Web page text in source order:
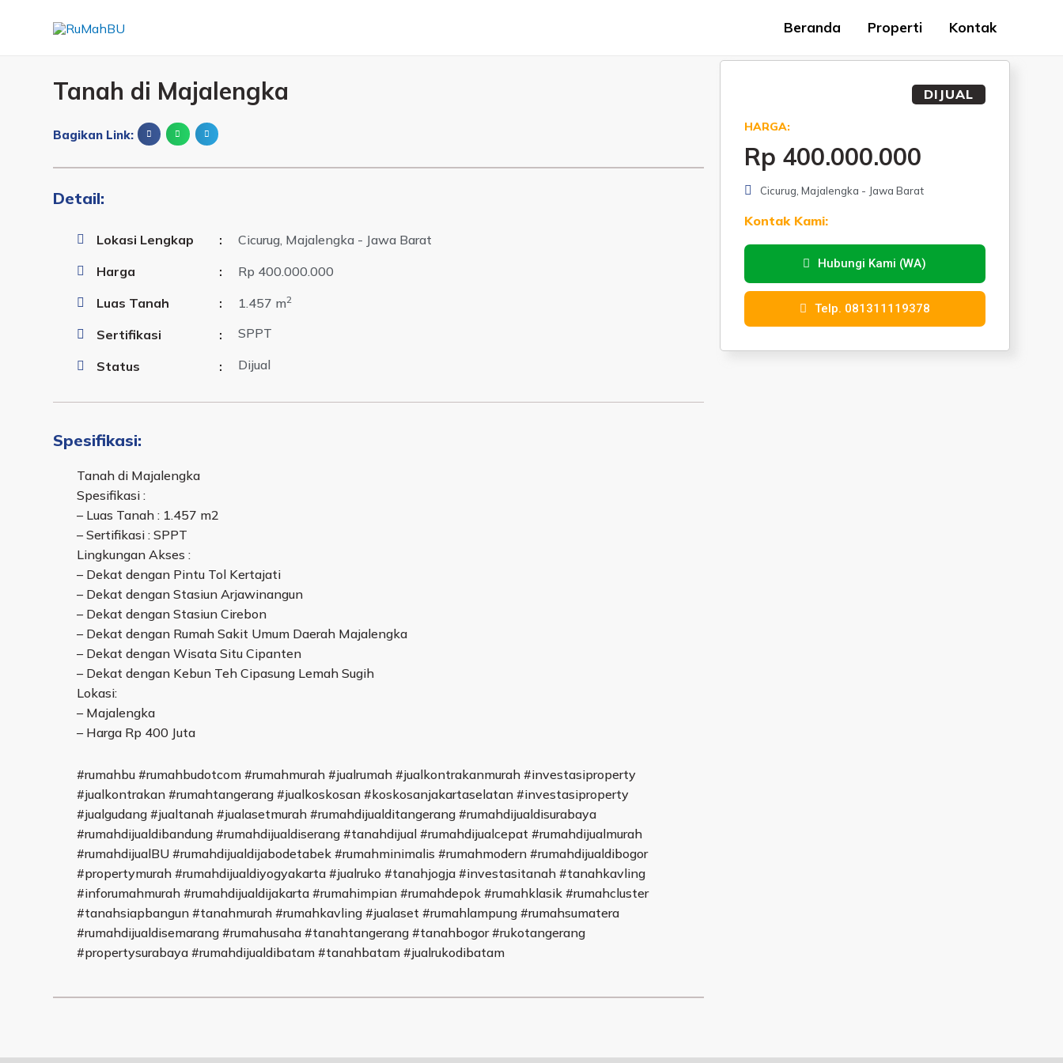
Beranda Properti Kontak
Tanah di Majalengka
Bagikan Link:
Detail:
Lokasi Lengkap :
Cicurug, Majalengka - Jawa Barat
Harga
:
Rp 400.000.000
Luas Tanah
: 1.457 m2
Sertifikasi : SPPT
Status : Dijual
Spesifikasi:
Tanah di Majalengka
Spesifikasi :
– Luas Tanah : 1.457 m2
– Sertifikasi : SPPT
Lingkungan Akses :
– Dekat dengan Pintu Tol Kertajati
– Dekat dengan Stasiun Arjawinangun
– Dekat dengan Stasiun Cirebon
– Dekat dengan Rumah Sakit Umum Daerah Majalengka
– Dekat dengan Wisata Situ Cipanten
– Dekat dengan Kebun Teh Cipasung Lemah Sugih
Lokasi:
– Majalengka
– Harga Rp 400 Juta
#rumahbu #rumahbudotcom #rumahmurah #jualrumah #jualkontrakanmurah #investasiproperty
#jualkontrakan #rumahtangerang #jualkoskosan #koskosanjakartaselatan #investasiproperty
#jualgudang #jualtanah #jualasetmurah #rumahdijualditangerang #rumahdijualdisurabaya
#rumahdijualdibandung #rumahdijualdiserang #tanahdijual #rumahdijualcepat #rumahdijualmurah
#rumahdijualBU #rumahdijualdijabodetabek #rumahminimalis #rumahmodern #rumahdijualdibogor
#propertymurah #rumahdijualdiyogyakarta #jualruko #tanahjogja #investasitanah #tanahkavling
#inforumahmurah #rumahdijualdijakarta #rumahimpian #rumahdepok #rumahklasik #rumahcluster
#tanahsiapbangun #tanahmurah #rumahkavling #jualaset #rumahlampung #rumahsumatera
#rumahdijualdisemarang #rumahusaha #tanahtangerang #tanahbogor #rukotangerang
#propertysurabaya #rumahdijualdibatam #tanahbatam #jualrukodibatam
DIJUAL
HARGA:
Rp 400.000.000
Cicurug, Majalengka - Jawa Barat
Kontak Kami:
Hubungi Kami (WA)
Telp. 081311119378